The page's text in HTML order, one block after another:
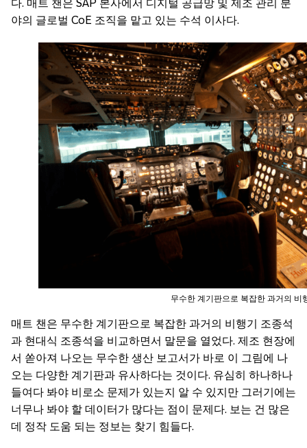
다. 매트 챈은 SAP 본사에서 디지털 공급망 및 제조 관리 분
야의 글로벌 CoE 조직을 맡고 있는 수석 이사다.
무수한 계기판으로 복잡한 과거의 비
매트 챈은 무수한 계기판으로 복잡한 과거의 비행기 조종석
과 현대식 조종석을 비교하면서 말문을 열었다. 제조 현장에
서 쏟아져 나오는 무수한 생산 보고서가 바로 이 그림에 나
오는 다양한 계기판과 유사하다는 것이다. 유심히 하나하나
들여다 봐야 비로소 문제가 있는지 알 수 있지만 그러기에는
너무나 봐야 할 데이터가 많다는 점이 문제다. 보는 건 많은
데 정작 도움 되는 정보는 찾기 힘들다.